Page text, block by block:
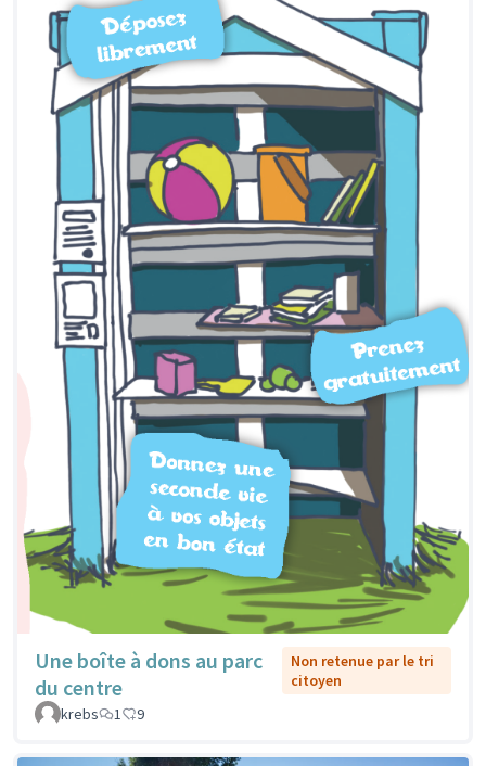
Une boîte à dons au parc
du centre
Non retenue par le tri
citoyen
krebs
1 9